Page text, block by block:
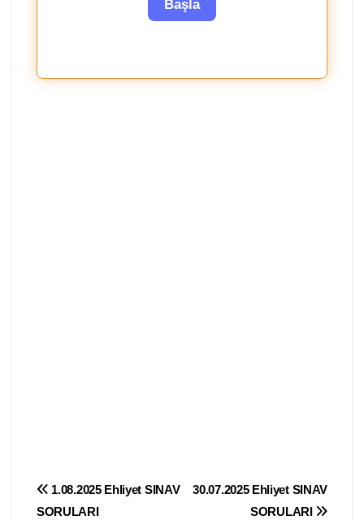
Yazı
30.07.2025 Ehliyet SINAV
SORULARI
1.08.2025 Ehliyet SINAV
SORULARI